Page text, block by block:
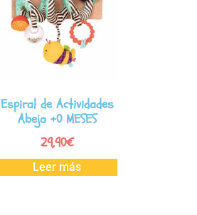
Espiral de Actividades
Abeja +0 MESES
29,90€
Leer más